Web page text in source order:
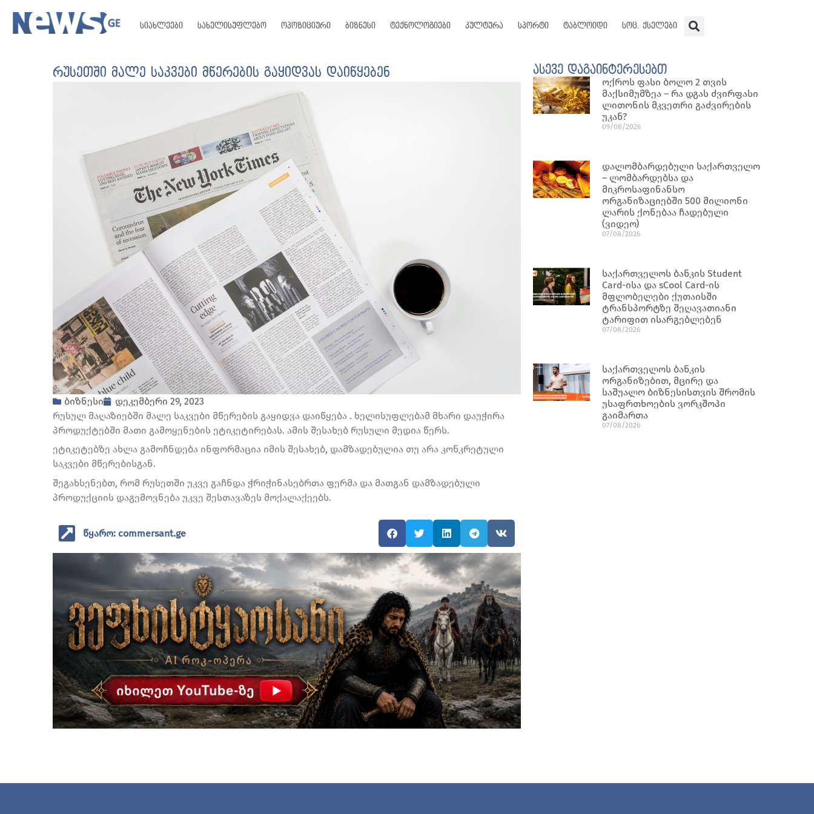
სიახლეები სახელისუფლებო ოპოზიციური ბიზნესი ტექნოლოგიები კულტურა სპორტი ტაბლოიდი სოც. ქსელები
რუსეთში მალე საკვები მწერების გაყიდვას დაიწყებენ
ბიზნესი
დეკემბერი 29, 2023
რუსულ მაღაზიებში მალე საკვები მწერების გაყიდვა დაიწყება . ხელისუფლებამ მხარი დაუჭირა
პროდუქტებში მათი გამოყენების ეტიკეტირებას. ამის შესახებ რუსული მედია წერს.
ეტიკეტებზე ახლა გამოჩნდება ინფორმაცია იმის შესახებ, დამზადებულია თუ არა კონკრეტული
საკვები მწერებისგან.
შეგახსენებთ, რომ რუსეთში უკვე გაჩნდა ჭრიჭინასებრთა ფერმა და მათგან დამზადებული
პროდუქციის დაგემოვნება უკვე შესთავაზეს მოქალაქეებს.
წყარო: commersant.ge
ასევე დაგაინტერესებთ
ოქროს ფასი ბოლო 2 თვის
მაქსიმუმზეა – რა დგას ძვირფასი
ლითონის მკვეთრი გაძვირების
უკან?
09/08/2026
დალომბარდებული საქართველო
– ლომბარდებსა და
მიკროსაფინანსო
ორგანიზაციებში 500 მილიონი
ლარის ქონებაა ჩადებული
(ვიდეო)
07/08/2026
საქართველოს ბანკის Student
Card-ისა და sCool Card-ის
მფლობელები ქუთაისში
ტრანსპორტზე შეღავათიანი
ტარიფით ისარგებლებენ
07/08/2026
საქართველოს ბანკის
ორგანიზებით, მცირე და
საშუალო ბიზნესისთვის შრომის
უსაფრთხოების ვორკშოპი
გაიმართა
07/08/2026